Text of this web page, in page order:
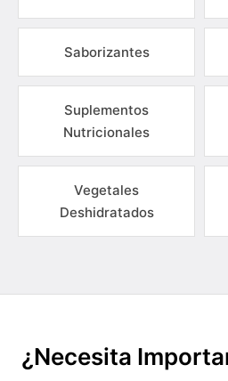
Saborizantes
Suplementos
Nutricionales
Vegetales
Deshidratados
¿Necesita